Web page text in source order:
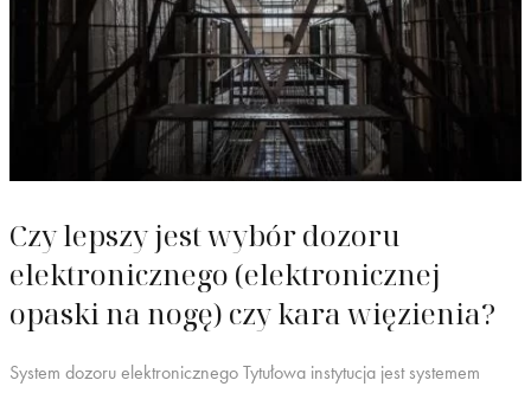
Czy lepszy jest wybór dozoru
elektronicznego (elektronicznej
opaski na nogę) czy kara więzienia?
System dozoru elektronicznego Tytułowa instytucja jest systemem